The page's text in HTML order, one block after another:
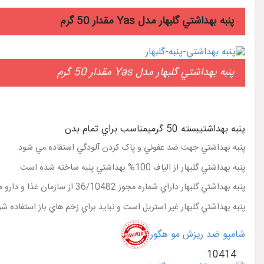
پنبه بهداشتي گلبهار مدل Yas مقدار 50 گرم
پنبه بهداشتي گلبهار مدل Yas مقدار 50 گرم
پنبه بهداشتيبسته 50 گرميمناسب براي تمام بدن
پنبه بهداشتي جهت ضد عفوني و پاک کردن آلودگي استفاده مي شود.
پنبه بهداشتي گلبهار از الياف 100% بهداشتي پنبه ساخته شده است.
پنبه بهداشتي گلبهار داراي شماره مجوز 36/10482 از سازمان غذا و دارو مي باشد.
پنبه بهداشتي گلبهار غير استريل است و نبايد براي زخم هاي باز استفاده
شامپو ضد ریزش مو هگور
10414